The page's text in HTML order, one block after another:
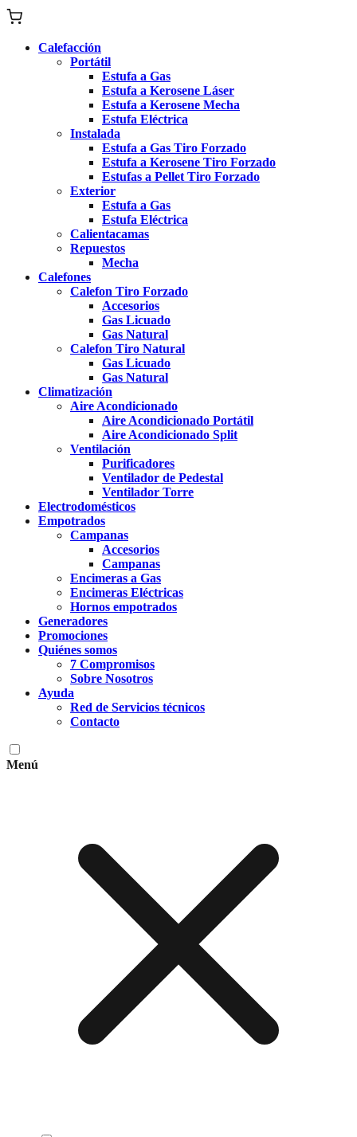
Calefacción
Portátil
Estufa a Gas
Estufa a Kerosene Láser
Estufa a Kerosene Mecha
Estufa Eléctrica
Instalada
Estufa a Gas Tiro Forzado
Estufa a Kerosene Tiro Forzado
Estufas a Pellet Tiro Forzado
Exterior
Estufa a Gas
Estufa Eléctrica
Calientacamas
Repuestos
Mecha
Calefones
Calefon Tiro Forzado
Accesorios
Gas Licuado
Gas Natural
Calefon Tiro Natural
Gas Licuado
Gas Natural
Climatización
Aire Acondicionado
Aire Acondicionado Portátil
Aire Acondicionado Split
Ventilación
Purificadores
Ventilador de Pedestal
Ventilador Torre
Electrodomésticos
Empotrados
Campanas
Accesorios
Campanas
Encimeras a Gas
Encimeras Eléctricas
Hornos empotrados
Generadores
Promociones
Quiénes somos
7 Compromisos
Sobre Nosotros
Ayuda
Red de Servicios técnicos
Contacto
Menú